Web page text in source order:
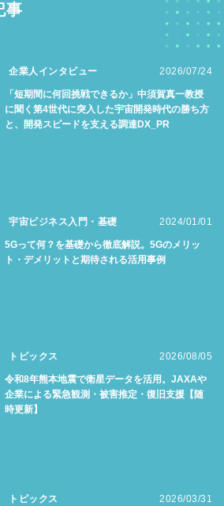
事
企業人インタビュー 2026/07/24
「短期間に何回挑戦できるか」中須賀真一教授
に聞く第4世代に突入した宇宙開発時代の勝ち方
と、開発スピードを支える調達DX_PR
宇宙ビジネス入門・基礎 2024/01/01
5Gって何？を基礎から徹底解説。5Gのメリッ
ト・デメリットと期待される活用事例
トピックス 2026/08/05
令和8年熊本地震で衛星データを活用。JAXAや
企業による緊急観測・被害推定・復旧支援【随
時更新】
トピックス 2026/03/31